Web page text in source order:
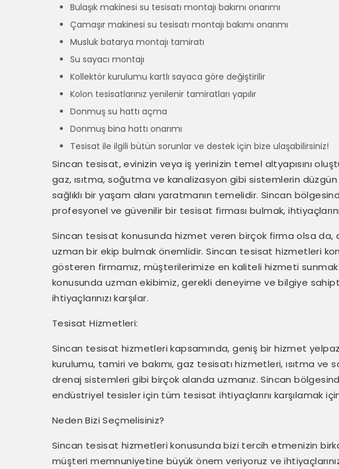
Bulaşık makinesi su tesisatı montajı bakımı onarımı
Çamaşır makinesi su tesisatı montajı bakımı onarımı
Musluk batarya montajı tamiratı
Su sayacı montajı
Kollektör kurulumu kartlı sayaca göre değiştirilir
Kolon tesisatlarınız yenilenir tamiratları yapılır
Donmuş su hattı açma
Donmuş bina hattı onarımı
Tesisat ile ilgili bütün sorunlar ve destek için bize ulaşabilirsiniz!
Sincan tesisat, evinizin veya iş yerinizin temel altyapısını
gaz, ısıtma, soğutma ve kanalizasyon gibi sistemlerin düzgün
sağlıklı bir yaşam alanı yaratmanın temelidir. Sincan
profesyonel ve güvenilir bir tesisat firması bulmak,
Sincan tesisat konusunda hizmet veren birçok firma olsa da,
uzman bir ekip bulmak önemlidir. Sincan tesisat hizmetleri
gösteren firmamız, müşterilerimize en kaliteli hizmeti
konusunda uzman ekibimiz, gerekli deneyime ve bilgiye
ihtiyaçlarınızı karşılar.
Tesisat Hizmetleri:
Sincan tesisat hizmetleri kapsamında, geniş bir hizmet
kurulumu, tamiri ve bakımı, gaz tesisatı hizmetleri, ısıtma
drenaj sistemleri gibi birçok alanda uzmanız. Sincan
endüstriyel tesisler için tüm tesisat ihtiyaçlarını karşılamak
Neden Bizi Seçmelisiniz?
Sincan tesisat hizmetleri konusunda bizi tercih etmenizin
müşteri memnuniyetine büyük önem veriyoruz ve